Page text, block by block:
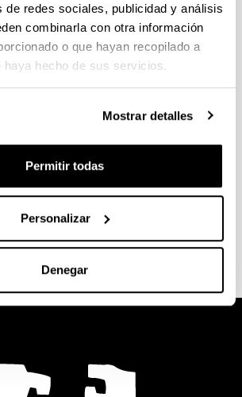
de redes sociales, publicidad y análisis
combinarla con otra información
o que hayan recopilado a
haya hecho de sus servicios.
Mostrar detalles
Permitir todas
Personalizar
Denegar
crear un viaje?
frecuentes